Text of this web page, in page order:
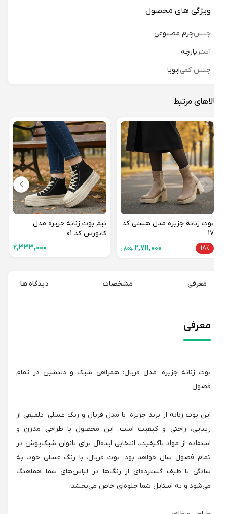
ویژگی های محصول
جنسچرم مصنوعی
آسترپارچه
جنس کفی ایویا
مرتبط
بوت زنانه جزیره مدل هستی کد
18%
2,711,000تومان
نیم بوت زنانه جزیره مدل
کانورس کد 01
2,333,000
معرفی مشخصات دیدگاه ها
معرفی
بوت زنانه جزیره، مدل فریال: همراهی شیک و دلنشین در تمام
فصول
این بوت زنانه از برند جزیره، با مدل فریال و رنگ عسلی، تلفیقی از
زیبایی، راحتی و کیفیت است. این محصول با طراحی مدرن و
استفاده از مواد باکیفیت، انتخابی ایده‌آل برای بانوان شیک‌پوش در
تمام فصول سال خواهد بود. بوت فریال، با رنگ عسلی خود، به
سادگی با طیف گسترده‌ای از رنگ‌ها در لباس‌های شما هماهنگ
می‌شود و به استایل شما جلوه‌ای خاص می‌بخشد.